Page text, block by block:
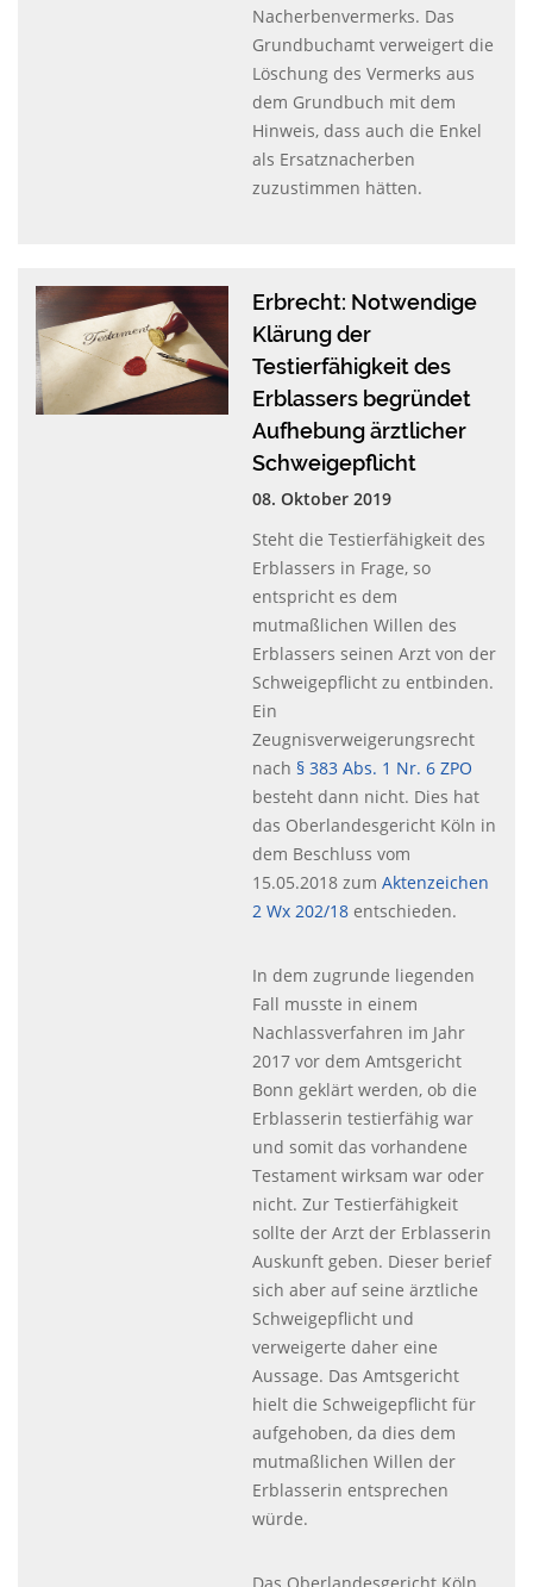
Nacherbenvermerks. Das
Grundbuchamt verweigert die
Löschung des Vermerks aus
dem Grundbuch mit dem
Hinweis, dass auch die Enkel
als Ersatznacherben
zuzustimmen hätten.
Erbrecht: Notwendige
Klärung der
Testierfähigkeit des
Erblassers begründet
Aufhebung ärztlicher
Schweigepflicht
08. Oktober 2019
Steht die Testierfähigkeit des
Erblassers in Frage, so
entspricht es dem
mutmaßlichen Willen des
Erblassers seinen Arzt von der
Schweigepflicht zu entbinden.
Ein
Zeugnisverweigerungsrecht
nach § 383 Abs. 1 Nr. 6 ZPO
besteht dann nicht. Dies hat
das Oberlandesgericht Köln in
dem Beschluss vom
15.05.2018 zum Aktenzeichen
2 Wx 202/18entschieden.
In dem zugrunde liegenden
Fall musste in einem
Nachlassverfahren im Jahr
2017 vor dem Amtsgericht
Bonn geklärt werden, ob die
Erblasserin testierfähig war
und somit das vorhandene
Testament wirksam war oder
nicht. Zur Testierfähigkeit
sollte der Arzt der Erblasserin
Auskunft geben. Dieser berief
sich aber auf seine ärztliche
Schweigepflicht und
verweigerte daher eine
Aussage. Das Amtsgericht
hielt die Schweigepflicht für
aufgehoben, da dies dem
mutmaßlichen Willen der
Erblasserin entsprechen
würde.